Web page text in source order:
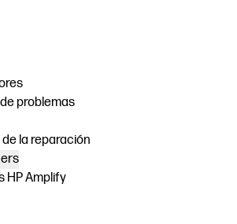
problemas
la reparación
HP Amplify